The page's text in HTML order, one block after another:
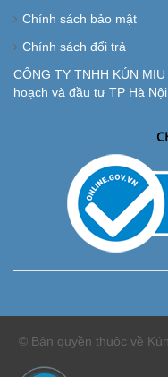
Chính sách bảo mật
Chính sách đổi trả
CÔNG TY TNHH KÚN
hoạch và đầu tư TP Hà Nội
© Bản quyền thuộc về